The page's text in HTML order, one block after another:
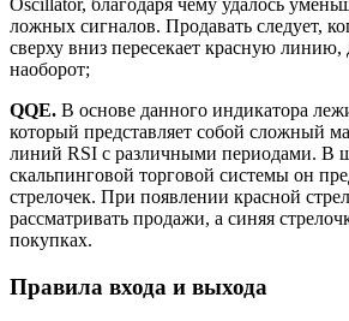
Oscillator, благодаря чему удалось
ложных сигналов. Продавать следует,
сверху вниз пересекает красную линию,
наоборот;
QQE. В основе данного индикатора
который представляет собой сложный
линий RSI с различными периодами. В
скальпинговой торговой системы он
стрелочек. При появлении красной
рассматривать продажи, а синяя
покупках.
Правила входа и выхода